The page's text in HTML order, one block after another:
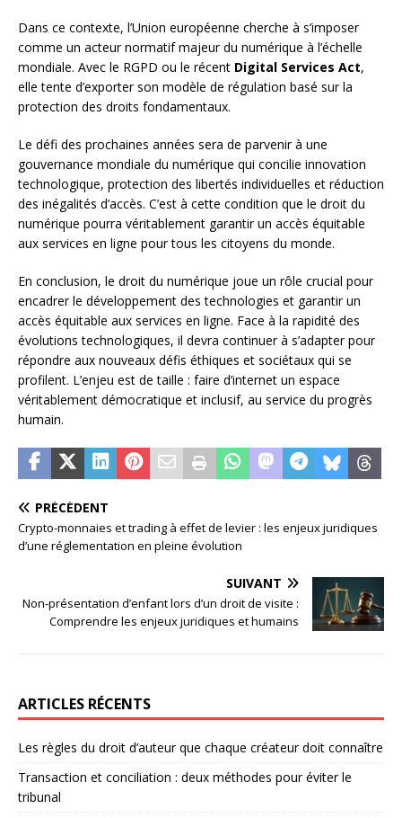
Dans ce contexte, l’Union européenne cherche à s’imposer
comme un acteur normatif majeur du numérique à l’échelle
mondiale. Avec le RGPD ou le récent Digital Services Act,
elle tente d’exporter son modèle de régulation basé sur la
protection des droits fondamentaux.
Le défi des prochaines années sera de parvenir à une
gouvernance mondiale du numérique qui concilie innovation
technologique, protection des libertés individuelles et réduction
des inégalités d’accès. C’est à cette condition que le droit du
numérique pourra véritablement garantir un accès équitable
aux services en ligne pour tous les citoyens du monde.
En conclusion, le droit du numérique joue un rôle crucial pour
encadrer le développement des technologies et garantir un
accès équitable aux services en ligne. Face à la rapidité des
évolutions technologiques, il devra continuer à s’adapter pour
répondre aux nouveaux défis éthiques et sociétaux qui se
profilent. L’enjeu est de taille : faire d’internet un espace
véritablement démocratique et inclusif, au service du progrès
humain.
PRÉCÉDENT
Crypto-monnaies et trading à effet de levier : les enjeux juridiques
d’une réglementation en pleine évolution
SUIVANT
Non-présentation d’enfant lors d’un droit de visite :
Comprendre les enjeux juridiques et humains
ARTICLES RÉCENTS
Les règles du droit d’auteur que chaque créateur doit connaître
Transaction et conciliation : deux méthodes pour éviter le
tribunal